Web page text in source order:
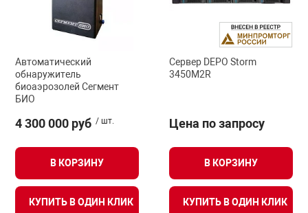
Автоматический
обнаружитель
биоаэрозолей Сегмент
БИО
4 300 000 руб / шт.
В КОРЗИНУ
КУПИТЬ В ОДИН КЛИК
Сервер DEPO Storm
3450M2R
Цена по запросу
В КОРЗИНУ
КУПИТЬ В ОДИН КЛИК